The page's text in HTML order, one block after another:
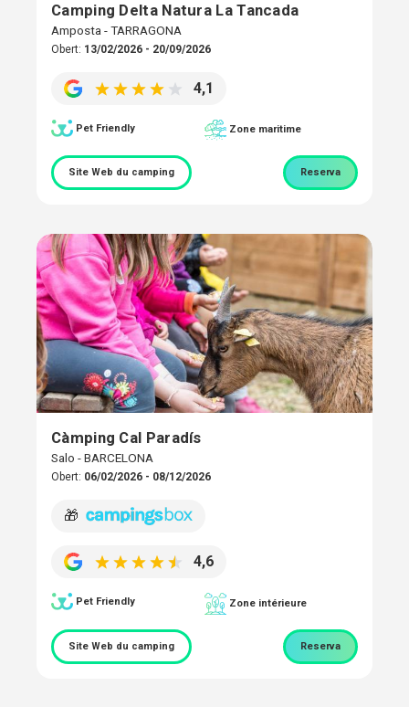
Camping Delta Natura La Tancada
Amposta - TARRAGONA
Obert: 13/02/2026 - 20/09/2026
4,1
Pet Friendly Zone maritime
Site Web du camping Reserva
Càmping Cal Paradís
Salo - BARCELONA
Obert: 06/02/2026 - 08/12/2026
🎁
4,6
Pet Friendly Zone intérieure
Site Web du camping Reserva